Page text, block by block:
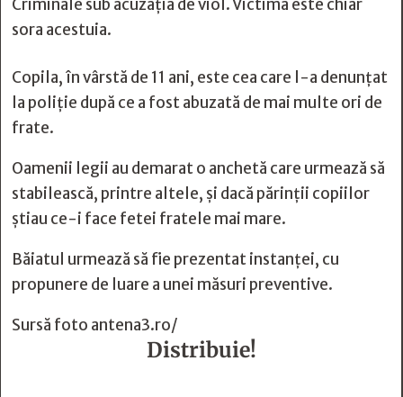
Criminale sub acuzația de viol. Victima este chiar
sora acestuia.
Copila, în vârstă de 11 ani, este cea care l-a denunţat
la poliţie după ce a fost abuzată de mai multe ori de
frate.
Oamenii legii au demarat o anchetă care urmează să
stabilească, printre altele, şi dacă părinţii copiilor
ştiau ce-i face fetei fratele mai mare.
Băiatul urmează să fie prezentat instanţei, cu
propunere de luare a unei măsuri preventive.
Sursă foto antena3.ro/
Distribuie!